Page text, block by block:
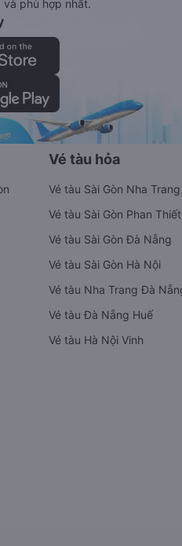
phù hợp nhất.
Vé tàu hỏa
Vé tàu Sài Gòn Nha Trang
Vé tàu Sài Gòn Phan Thiết
Vé tàu Sài Gòn Đà Nẵng
Vé tàu Sài Gòn Hà Nội
Vé tàu Nha Trang Đà
Vé tàu Đà Nẵng Huế
Vé tàu Hà Nội Vinh